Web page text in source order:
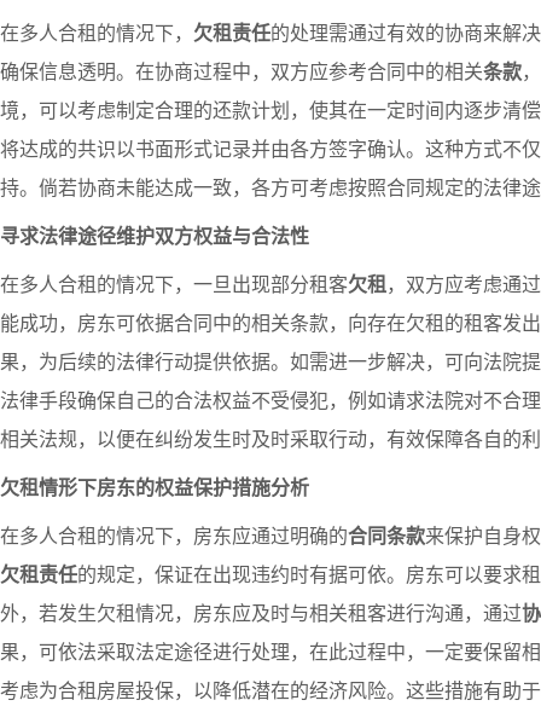
在多人合租的情况下， 欠租责任的处理需通过有效的协商来解
确保信息透明。在协商过程中，双方应参考合同中的相关条款
境，可以考虑制定合理的还款计划，使其在一定时间内逐步清
将达成的共识以书面形式记录并由各方签字确认。这种方式不
持。倘若协商未能达成一致，各方可考虑按照合同规定的法律
寻求法律途径维护双方权益与合法性
在多人合租的情况下，一旦出现部分租客欠租，双方应考虑通
能成功，房东可依据合同中的相关条款，向存在欠租的租客发
果，为后续的法律行动提供依据。如需进一步解决，可向法院
法律手段确保自己的合法权益不受侵犯，例如请求法院对不合
相关法规，以便在纠纷发生时及时采取行动，有效保障各自的
欠租情形下房东的权益保护措施分析
在多人合租的情况下，房东应通过明确的合同条款来保护自身
欠租责任的规定，保证在出现违约时有据可依。房东可以要求
外，若发生欠租情况，房东应及时与相关租客进行沟通，通过
果，可依法采取法定途径进行处理，在此过程中，一定要保留
考虑为合租房屋投保，以降低潜在的经济风险。这些措施有助